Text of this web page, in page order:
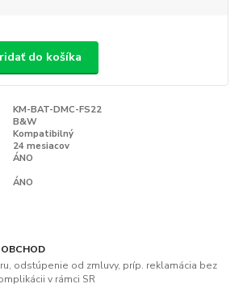
do košíka
KM-BAT-DMC-FS22
B&W
Kompatibilný
24 mesiacov
ÁNO
ÁNO
odstúpenie od zmluvy, príp. reklamácia bez
v rámci SR